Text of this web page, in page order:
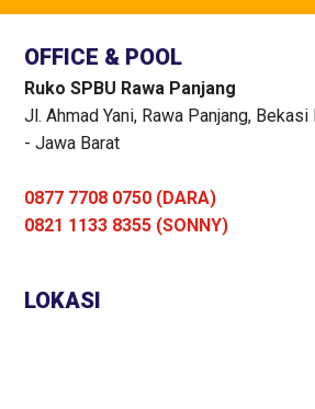
OFFICE & POOL
Ruko SPBU Rawa Panjang
Jl. Ahmad Yani, Rawa Panjang,
- Jawa Barat
0877 7708 0750 (DARA)
0821 1133 8355 (SONNY)
LOKASI